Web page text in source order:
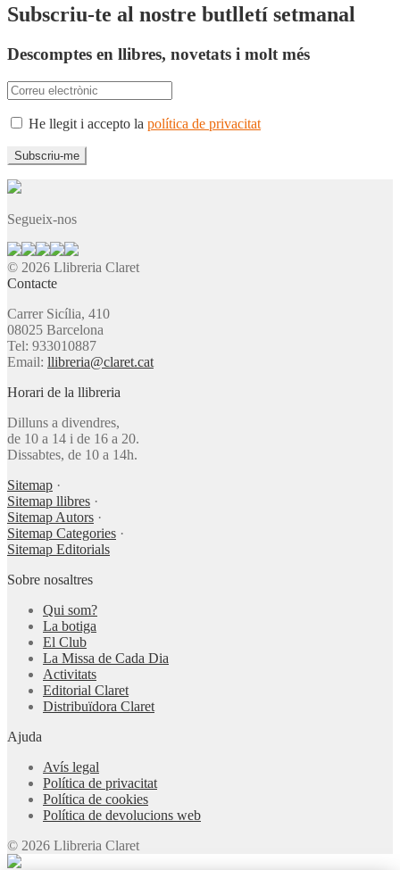
Subscriu-te al nostre butlletí setmanal
Descomptes en llibres, novetats i molt més
He llegit i accepto la política de privacitat
Segueix-nos
© 2026 Llibreria Claret
Contacte
Carrer Sicília, 410
08025 Barcelona
Tel: 933010887
Email: llibreria@claret.cat
Horari de la llibreria
Dilluns a divendres,
de 10 a 14 i de 16 a 20.
Dissabtes, de 10 a 14h.
Sitemap ·
Sitemap llibres ·
Sitemap Autors ·
Sitemap Categories ·
Sitemap Editorials
Sobre nosaltres
Qui som?
La botiga
El Club
La Missa de Cada Dia
Activitats
Editorial Claret
Distribuïdora Claret
Ajuda
Avís legal
Política de privacitat
Política de cookies
Política de devolucions web
© 2026 Llibreria Claret